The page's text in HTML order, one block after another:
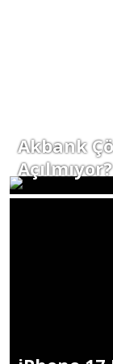
Akbank